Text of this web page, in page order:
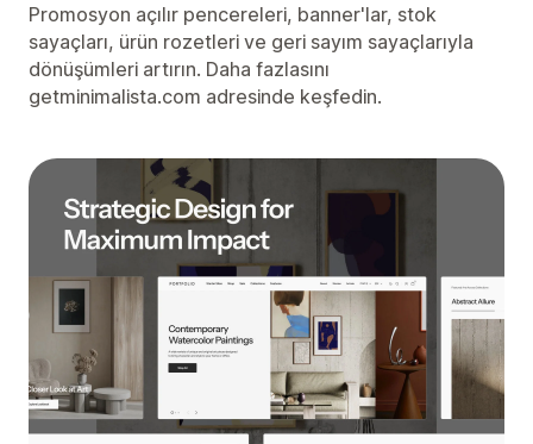
Promosyon açılır pencereleri, banner'lar, stok
sayaçları, ürün rozetleri ve geri sayım sayaçlarıyla
dönüşümleri artırın. Daha fazlasını
getminimalista.com adresinde keşfedin.